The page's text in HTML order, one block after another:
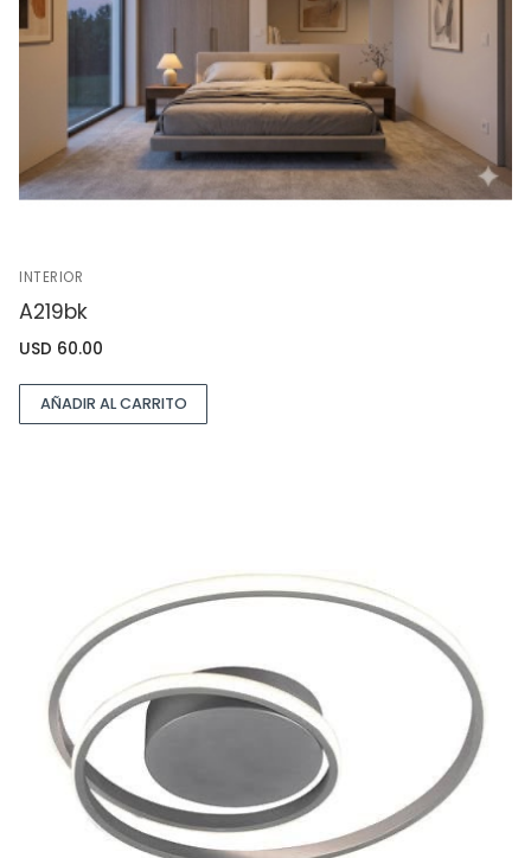
INTERIOR
A219bk
USD 60.00
AÑADIR AL CARRITO